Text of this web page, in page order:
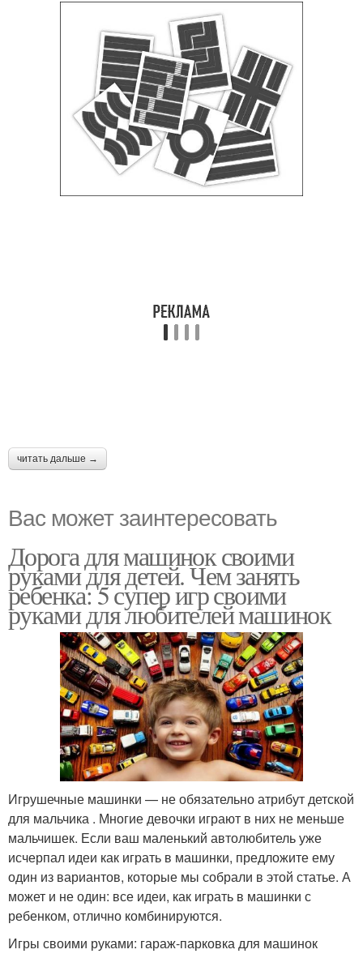
читать дальше →
Вас может заинтересовать
Дорога для машинок своими
руками для детей. Чем занять
ребенка: 5 супер игр своими
руками для любителей машинок
Игрушечные машинки — не обязательно атрибут детской
для мальчика . Многие девочки играют в них не меньше
мальчишек. Если ваш маленький автолюбитель уже
исчерпал идеи как играть в машинки, предложите ему
один из вариантов, которые мы собрали в этой статье. А
может и не один: все идеи, как играть в машинки с
ребенком, отлично комбинируются.
Игры своими руками: гараж-парковка для машинок